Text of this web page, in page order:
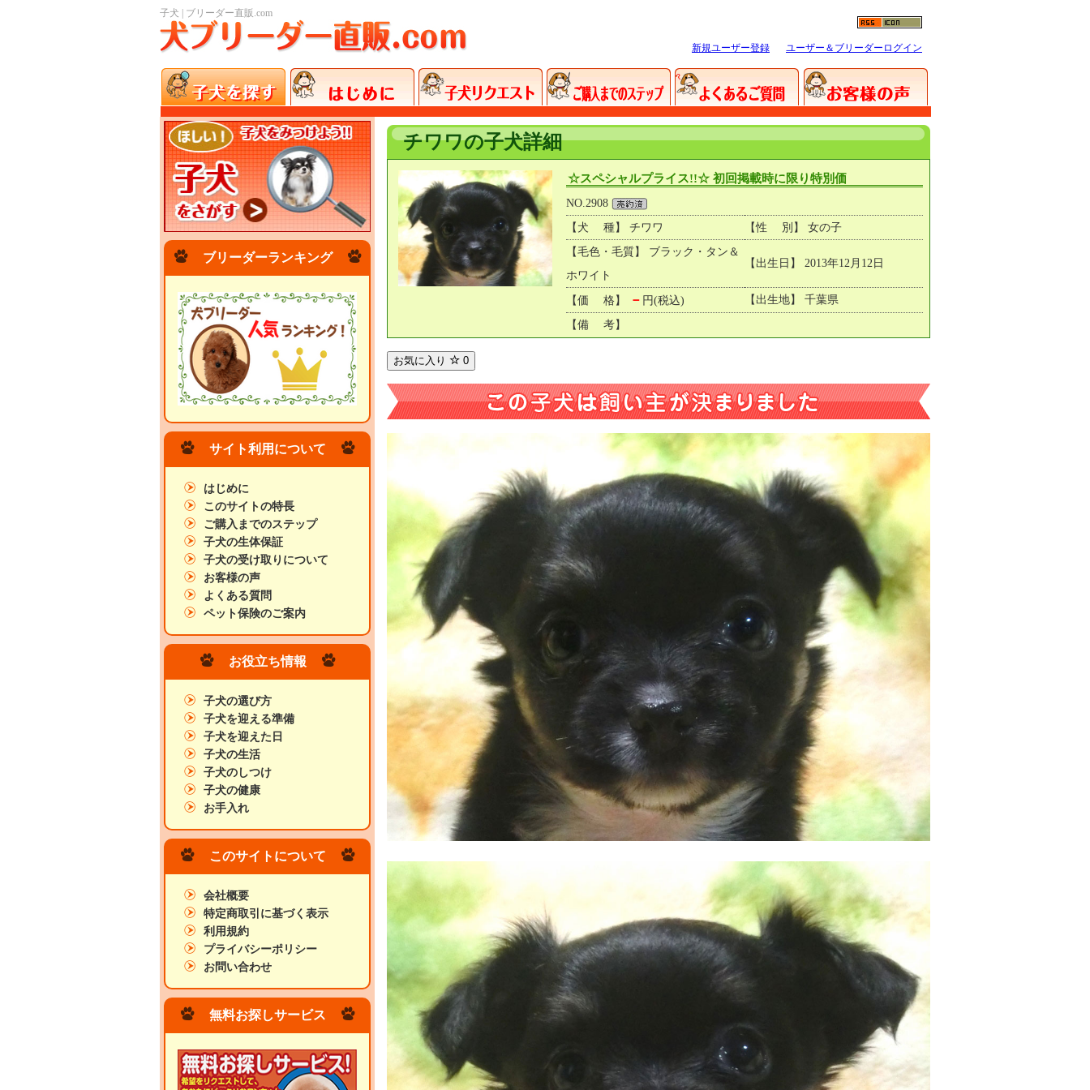
子犬 | ブリーダー直販.com
新規ユーザー登録 ユーザー＆ブリーダーログイン
チワワの子犬詳細
☆スペシャルプライス!!☆ 初回掲載時に限り特別価
NO.2908
【犬 種】 チワワ
【性 別】 女の子
【毛色・毛質】 ブラック・タン＆
ホワイト
【出生日】 2013年12月12日
【価 格】 － 円(税込) 【出生地】 千葉県
【備 考】
お気に入り 0
ブリーダーランキング
サイト利用について
はじめに
このサイトの特長
ご購入までのステップ
子犬の生体保証
子犬の受け取りについて
お客様の声
よくある質問
ペット保険のご案内
お役立ち情報
子犬の選び方
子犬を迎える準備
子犬を迎えた日
子犬の生活
子犬のしつけ
子犬の健康
お手入れ
このサイトについて
会社概要
特定商取引に基づく表示
利用規約
プライバシーポリシー
お問い合わせ
無料お探しサービス